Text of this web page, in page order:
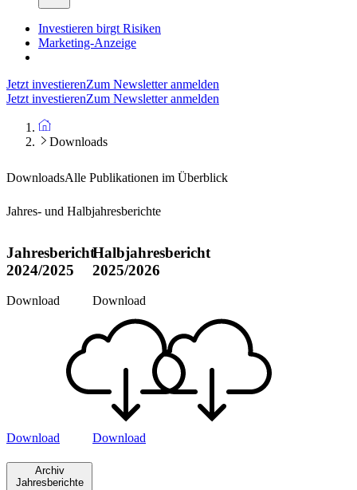
Investieren birgt Risiken
Marketing-Anzeige
Jetzt investierenZum Newsletter anmelden
Jetzt investierenZum Newsletter anmelden
Downloads
DownloadsAlle Publikationen im Überblick
Jahres- und Halbjahresberichte
Jahresbericht
2024/2025
Download
Download
Halbjahresbericht
2025/2026
Download
Download
Archiv
Jahresberichte